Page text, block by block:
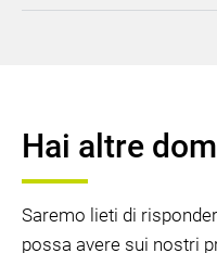
Hai altre
Saremo lieti di
possa avere sui nostri